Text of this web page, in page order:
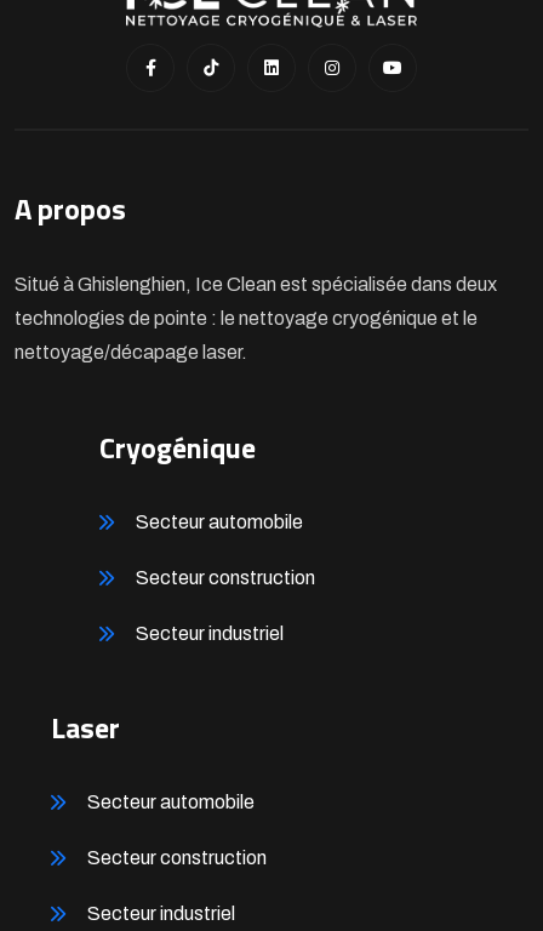
A propos
Situé à Ghislenghien, Ice Clean est spécialisée dans deux
technologies de pointe : le nettoyage cryogénique et le
nettoyage/décapage laser.
Cryogénique
Secteur automobile
Secteur construction
Secteur industriel
Laser
Secteur automobile
Secteur construction
Secteur industriel